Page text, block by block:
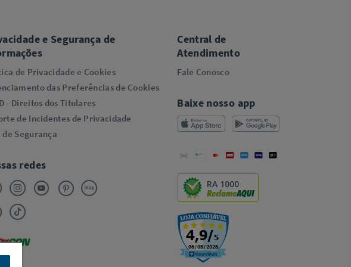
e Segurança de
de Privacidade e Cookies
das Preferências de Cookies
- Direitos dos Titulares
de Incidentes de Privacidade
de Segurança
redes
Central de
Atendimento
Fale Conosco
Baixe nosso app
RA 1000